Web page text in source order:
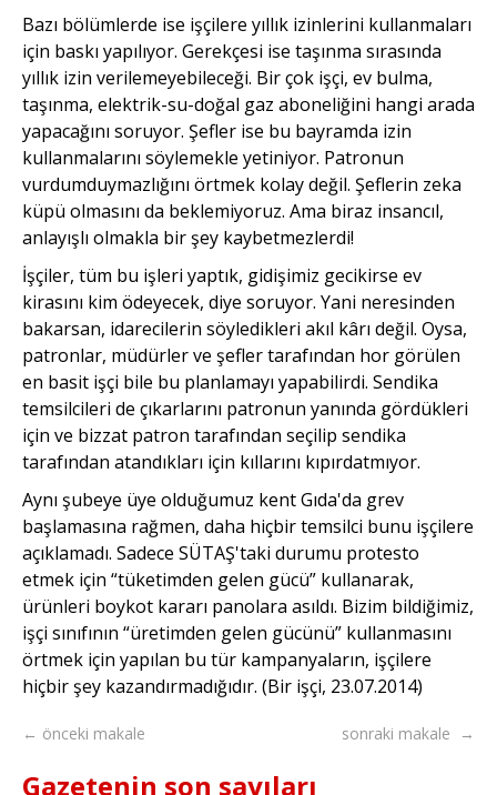
Bazı bölümlerde ise işçilere yıllık izinlerini kullanmaları
için baskı yapılıyor. Gerekçesi ise taşınma sırasında
yıllık izin verilemeyebileceği. Bir çok işçi, ev bulma,
taşınma, elektrik-su-doğal gaz aboneliğini hangi arada
yapacağını soruyor. Şefler ise bu bayramda izin
kullanmalarını söylemekle yetiniyor. Patronun
vurdumduymazlığını örtmek kolay değil. Şeflerin zeka
küpü olmasını da beklemiyoruz. Ama biraz insancıl,
anlayışlı olmakla bir şey kaybetmezlerdi!
İşçiler, tüm bu işleri yaptık, gidişimiz gecikirse ev
kirasını kim ödeyecek, diye soruyor. Yani neresinden
bakarsan, idarecilerin söyledikleri akıl kârı değil. Oysa,
patronlar, müdürler ve şefler tarafından hor görülen
en basit işçi bile bu planlamayı yapabilirdi. Sendika
temsilcileri de çıkarlarını patronun yanında gördükleri
için ve bizzat patron tarafından seçilip sendika
tarafından atandıkları için kıllarını kıpırdatmıyor.
Aynı şubeye üye olduğumuz kent Gıda'da grev
başlamasına rağmen, daha hiçbir temsilci bunu işçilere
açıklamadı. Sadece SÜTAŞ'taki durumu protesto
etmek için “tüketimden gelen gücü” kullanarak,
ürünleri boykot kararı panolara asıldı. Bizim bildiğimiz,
işçi sınıfının “üretimden gelen gücünü” kullanmasını
örtmek için yapılan bu tür kampanyaların, işçilere
hiçbir şey kazandırmadığıdır. (Bir işçi, 23.07.2014)
← önceki makale sonraki makale →
Gazetenin son sayıları